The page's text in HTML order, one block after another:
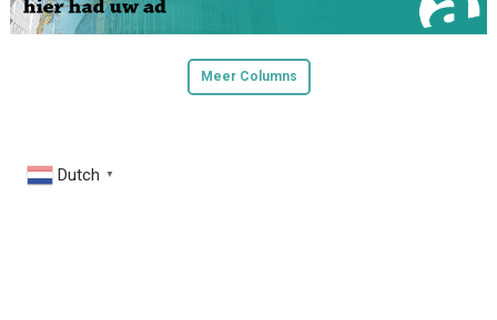
Meer Columns
Dutch ▼